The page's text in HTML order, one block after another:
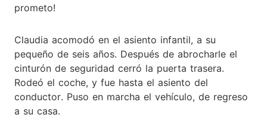
prometo!
Claudia acomodó en el asiento infantil, a su
pequeño de seis años. Después de abrocharle el
cinturón de seguridad cerró la puerta trasera.
Rodeó el coche, y fue hasta el asiento del
conductor. Puso en marcha el vehículo, de regreso
a su casa.